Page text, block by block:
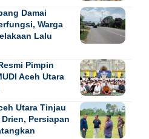
Damai
Warga
Lalu
Pimpin
Aceh Utara
Utara Tinjau
Persiapan